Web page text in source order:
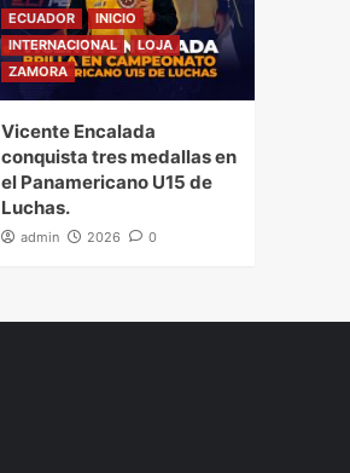
ECUADOR
INICIO
INTERNACIONAL
LOJA
ZAMORA
Vicente Encalada
conquista tres medallas en
el Panamericano U15 de
Luchas.
admin 2026 0